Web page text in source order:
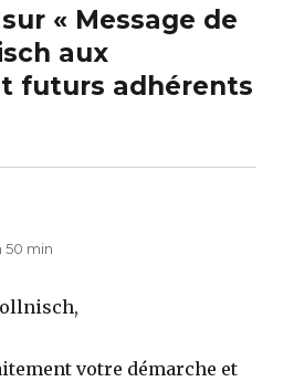
« Message de
aux
futurs adhérents
50 min
votre démarche et